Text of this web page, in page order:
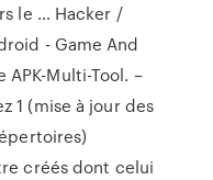
le … Hacker /
- Game And
APK-Multi-Tool. –
1 (mise à jour des
créés dont celui